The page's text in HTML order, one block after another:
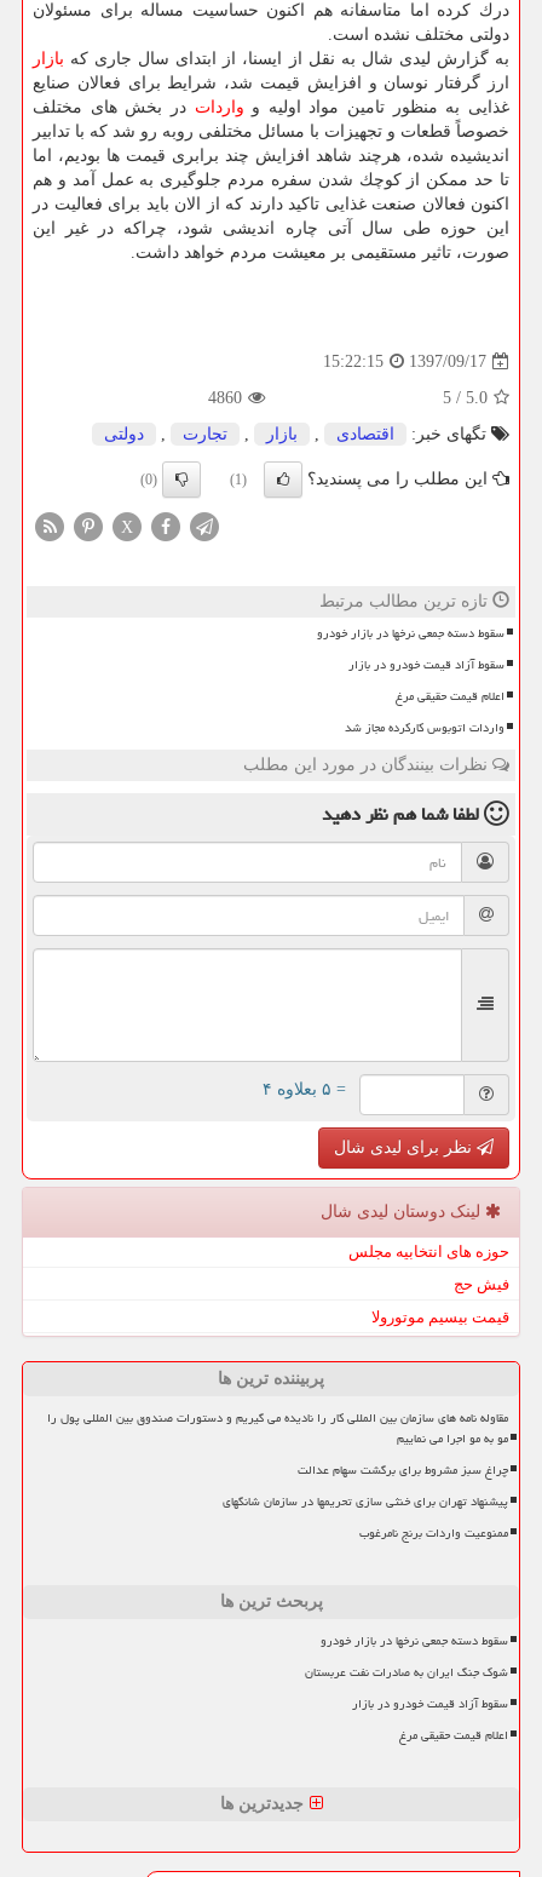
درك كرده اما متاسفانه هم اكنون حساسیت مساله برای مسئولان
دولتی مختلف نشده است.
به گزارش لیدی شال به نقل از ایسنا، از ابتدای سال جاری كه بازار
ارز گرفتار نوسان و افزایش قیمت شد، شرایط برای فعالان صنایع
غذایی به منظور تامین مواد اولیه و واردات در بخش های مختلف
خصوصاً قطعات و تجهیزات با مسائل مختلفی روبه رو شد كه با تدابیر
اندیشیده شده، هرچند شاهد افزایش چند برابری قیمت ها بودیم، اما
تا حد ممكن از كوچك شدن سفره مردم جلوگیری به عمل آمد و هم
اكنون فعالان صنعت غذایی تاكید دارند كه از الان باید برای فعالیت در
این حوزه طی سال آتی چاره اندیشی شود، چراكه در غیر این
صورت، تاثیر مستقیمی بر معیشت مردم خواهد داشت.
1397/09/17
15:22:15
5.0
/
5
4860
تگهای خبر:
اقتصادی , بازار , تجارت , دولتی
این مطلب را می پسندید؟ (1)
(0)
X
تازه ترین مطالب مرتبط
سقوط دسته جمعی نرخها در بازار خودرو
سقوط آزاد قیمت خودرو در بازار
اعلام قیمت حقیقی مرغ
واردات اتوبوس کارکرده مجاز شد
نظرات بینندگان در مورد این مطلب
لطفا شما همنظر دهید
= ۵ بعلاوه ۴
نظر برای لیدی شال
لینک دوستان لیدی شال
حوزه های انتخابیه مجلس
فیش حج
قیمت بیسیم موتورولا
پربیننده ترین ها
مقاوله نامه های سازمان بین المللی کار را نادیده می گیریم و دستورات صندوق بین المللی پول را
مو به مو اجرا می نماییم
چراغ سبز مشروط برای برگشت سهام عدالت
پیشنهاد تهران برای خنثی سازی تحریمها در سازمان شانگهای
ممنوعیت واردات برنج نامرغوب
پربحث ترین ها
سقوط دسته جمعی نرخها در بازار خودرو
شوک جنگ ایران به صادرات نفت عربستان
سقوط آزاد قیمت خودرو در بازار
اعلام قیمت حقیقی مرغ
جدیدترین ها